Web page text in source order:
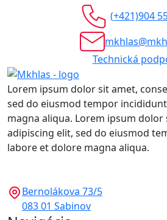
(+421)904
Technická
Lorem ipsum dolor sit amet,
sed do eiusmod tempor
magna aliqua. Lorem ipsum
adipiscing elit, sed do eiusmod
labore et dolore magna aliqua.
Bernolákova 73/5
083 01 Sabinov